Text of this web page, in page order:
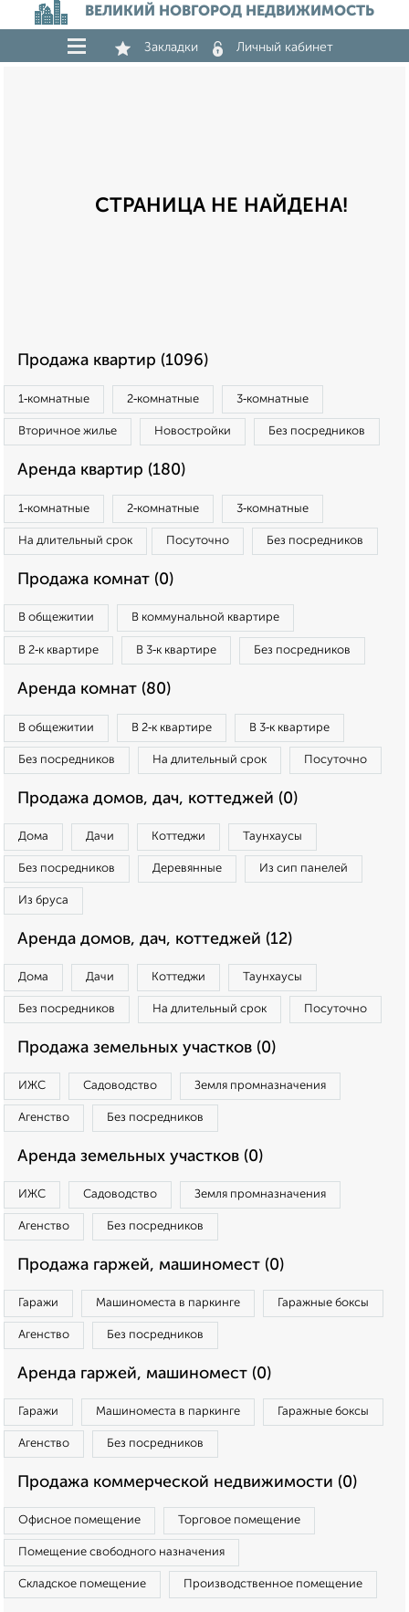
ВЕЛИКИЙ НОВГОРОД НЕДВИЖИМОСТЬ
Закладки Личный кабинет
СТРАНИЦА НЕ НАЙДЕНА!
Продажа квартир (1096)
1‑комнатные 2‑комнатные 3‑комнатные
Вторичное жилье Новостройки Без посредников
Аренда квартир (180)
1‑комнатные 2‑комнатные 3‑комнатные
На длительный срок Посуточно Без посредников
Продажа комнат (0)
В общежитии В коммунальной квартире
В 2‑к квартире В 3‑к квартире Без посредников
Аренда комнат (80)
В общежитии В 2‑к квартире В 3‑к квартире
Без посредников На длительный срок Посуточно
Продажа домов, дач, коттеджей (0)
Дома Дачи Коттеджи Таунхаусы
Без посредников Деревянные Из сип панелей
Из бруса
Аренда домов, дач, коттеджей (12)
Дома Дачи Коттеджи Таунхаусы
Без посредников На длительный срок Посуточно
Продажа земельных участков (0)
ИЖС Садоводство Земля промназначения
Агенство Без посредников
Аренда земельных участков (0)
ИЖС Садоводство Земля промназначения
Агенство Без посредников
Продажа гаржей, машиномест (0)
Гаражи Машиноместа в паркинге Гаражные боксы
Агенство Без посредников
Аренда гаржей, машиномест (0)
Гаражи Машиноместа в паркинге Гаражные боксы
Агенство Без посредников
Продажа коммерческой недвижимости (0)
Офисное помещение Торговое помещение
Помещение свободного назначения
Складское помещение Производственное помещение